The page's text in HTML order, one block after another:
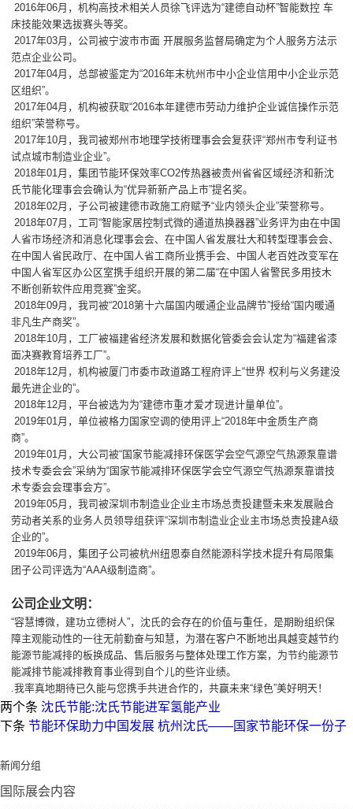
2016年06月，机构高技术相关人员徐飞评选为“建德自动杯”智能数控 车
床技能效果选拔赛头等奖。
2017年03月，公司被宁波市市面 开展服务监督局确定为个人服务方法示
范点企业公司。
2017年04月，总部被鉴定为“2016年末杭州市中小企业信用中小企业示范
区组织”。
2017年04月，机构被获取“2016本年建德市劳动力维护企业诚信操作示范
组织”荣誉称号。
2017年10月，我司被郑州市地理学技術理事会会复获评“郑州市专利证书
试点城市制造业企业”。
2018年01月，集团节能环保效率CO2传热器被贵州省省区域经济和新沈
氏节能化理事会会确认为“优异新新产品上市”提名奖。
2018年02月，子公司被建德市政施工府赋予“业内领头企业”荣誉称号。
2018年07月，工司“智能家居控制式微的通道热换器器”业务评为由在中国
人省市场经济和消息化理事会会、在中国人省发展壮大和转型理事会会、
在中国人省民政厅、在中国人省工商所业携手会、中国人老百姓改变军在
中国人省军区办公区室携手组织开展的第二届“在中国人省警民多用技木
不断创新软件应用竞赛”金奖。
2018年09月，我司被“2018第十六届国内暖通企业品牌节”授给“国内暖通
非凡生产商奖”。
2018年10月，工厂被福建省经济发展和数据化管委会会认定为“福建省漆
面决赛教育培养工厂”。
2018年12月，机构被厦门市委市政道路工程府评上“世界 权利与义务建没
最先进企业的”。
2018年12月，平台被选为为“建德市重才爱才现进计量单位”。
2019年01月，单位被格力国家空调的使用评上“2018年中金质生产商
商”。
2019年01月，大公司被“国家节能减排环保医学会空气源空气热源泵靠谱
技术专委会会”采纳为“国家节能减排环保医学会空气源空气热源泵靠谱技
术专委会会理事会方”。
2019年05月，我司被深圳市制造业企业主市场总责投建暨未来发展融合
劳动者关系的业务人员领导组获评“深圳市制造业企业主市场总责投建A级
企业的”。
2019年06月，集团子公司被杭州纽恩泰自然能源科学技术提升有局限集
团子公司评选为“AAA级制造商”。
公司企业文明：
“容慧博微，建功立德树人”，沈氏的会存在的价值与重任，是期盼组织保
障主观能动性的一往无前勤奋与知慧，为潜在客户不断地出具越变越节约
能源节能减排的板换成品、售后服务与整体处理工作方案，为节约能源节
能减排节能减排教育事业得到自个儿的些许业绩。
.我率真地期待已久能与您携手共进合作的，共赢未来“绿色”美好明天！
两个条 沈氏节能:沈氏节能进军氢能产业
下条 节能环保助力中国发展 杭州沈氏——国家节能环保一份子
新闻分组
国际展会内容